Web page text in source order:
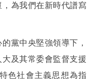
為我們在新時代譜寫
黨中央堅強領導下，
及其常委會監督支援
色社會主義思想為指